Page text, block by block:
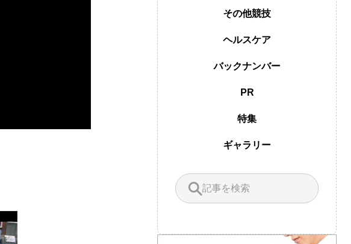
その他競技
ヘルスケア
バックナンバー
PR
特集
ギャラリー